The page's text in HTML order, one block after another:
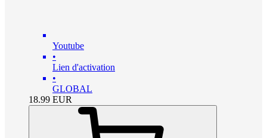
Youtube
•
Lien d'activation
•
GLOBAL
18.99 EUR